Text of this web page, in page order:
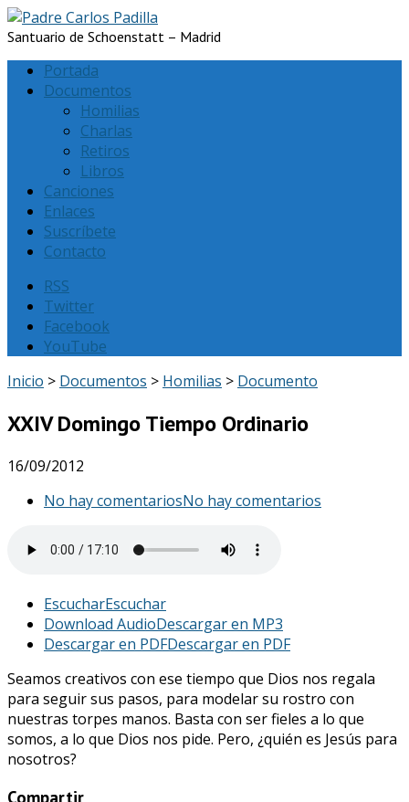
Santuario de Schoenstatt – Madrid
Portada
Documentos
Homilias
Charlas
Retiros
Libros
Canciones
Enlaces
Suscríbete
Contacto
RSS
Twitter
Facebook
YouTube
Inicio > Documentos > Homilias > Documento
XXIV Domingo Tiempo Ordinario
16/09/2012
No hay comentariosNo hay comentarios
EscucharEscuchar
Download AudioDescargar en MP3
Descargar en PDFDescargar en PDF
Seamos creativos con ese tiempo que Dios nos regala
para seguir sus pasos, para modelar su rostro con
nuestras torpes manos. Basta con ser fieles a lo que
somos, a lo que Dios nos pide. Pero, ¿quién es Jesús para
nosotros?
Compartir